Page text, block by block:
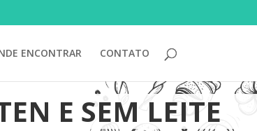
ENCONTRAR CONTATO
E SEM LEITE